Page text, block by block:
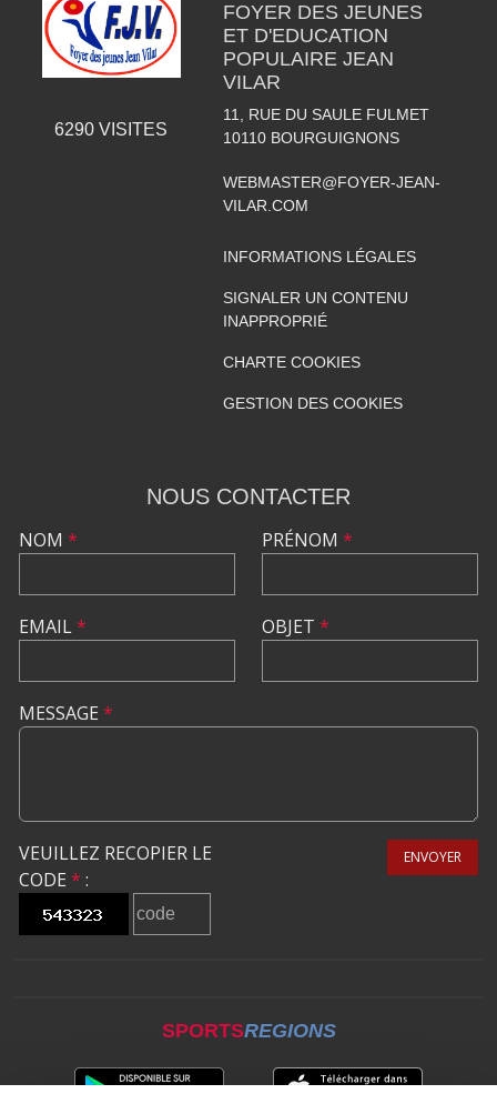
6290 VISITES
FOYER DES JEUNES
ET D'EDUCATION
POPULAIRE JEAN
VILAR
11, RUE DU SAULE FULMET
10110 BOURGUIGNONS
WEBMASTER@FOYER-JEAN-
VILAR.COM
INFORMATIONS LÉGALES
SIGNALER UN CONTENU
INAPPROPRIÉ
CHARTE COOKIES
GESTION DES COOKIES
NOUS CONTACTER
NOM *
EMAIL*
PRÉNOM *
OBJET *
MESSAGE *
VEUILLEZ RECOPIER LE
CODE * :
ENVOYER
SPORTSREGIONS